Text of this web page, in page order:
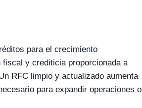
para el crecimiento
y crediticia proporcionada a
RFC limpio y actualizado aumenta
para expandir operaciones o